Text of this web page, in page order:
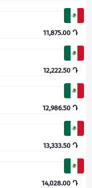
11,875.00 Դ
12,222.50 Դ
12,986.50 Դ
13,333.50 Դ
14,028.00 Դ